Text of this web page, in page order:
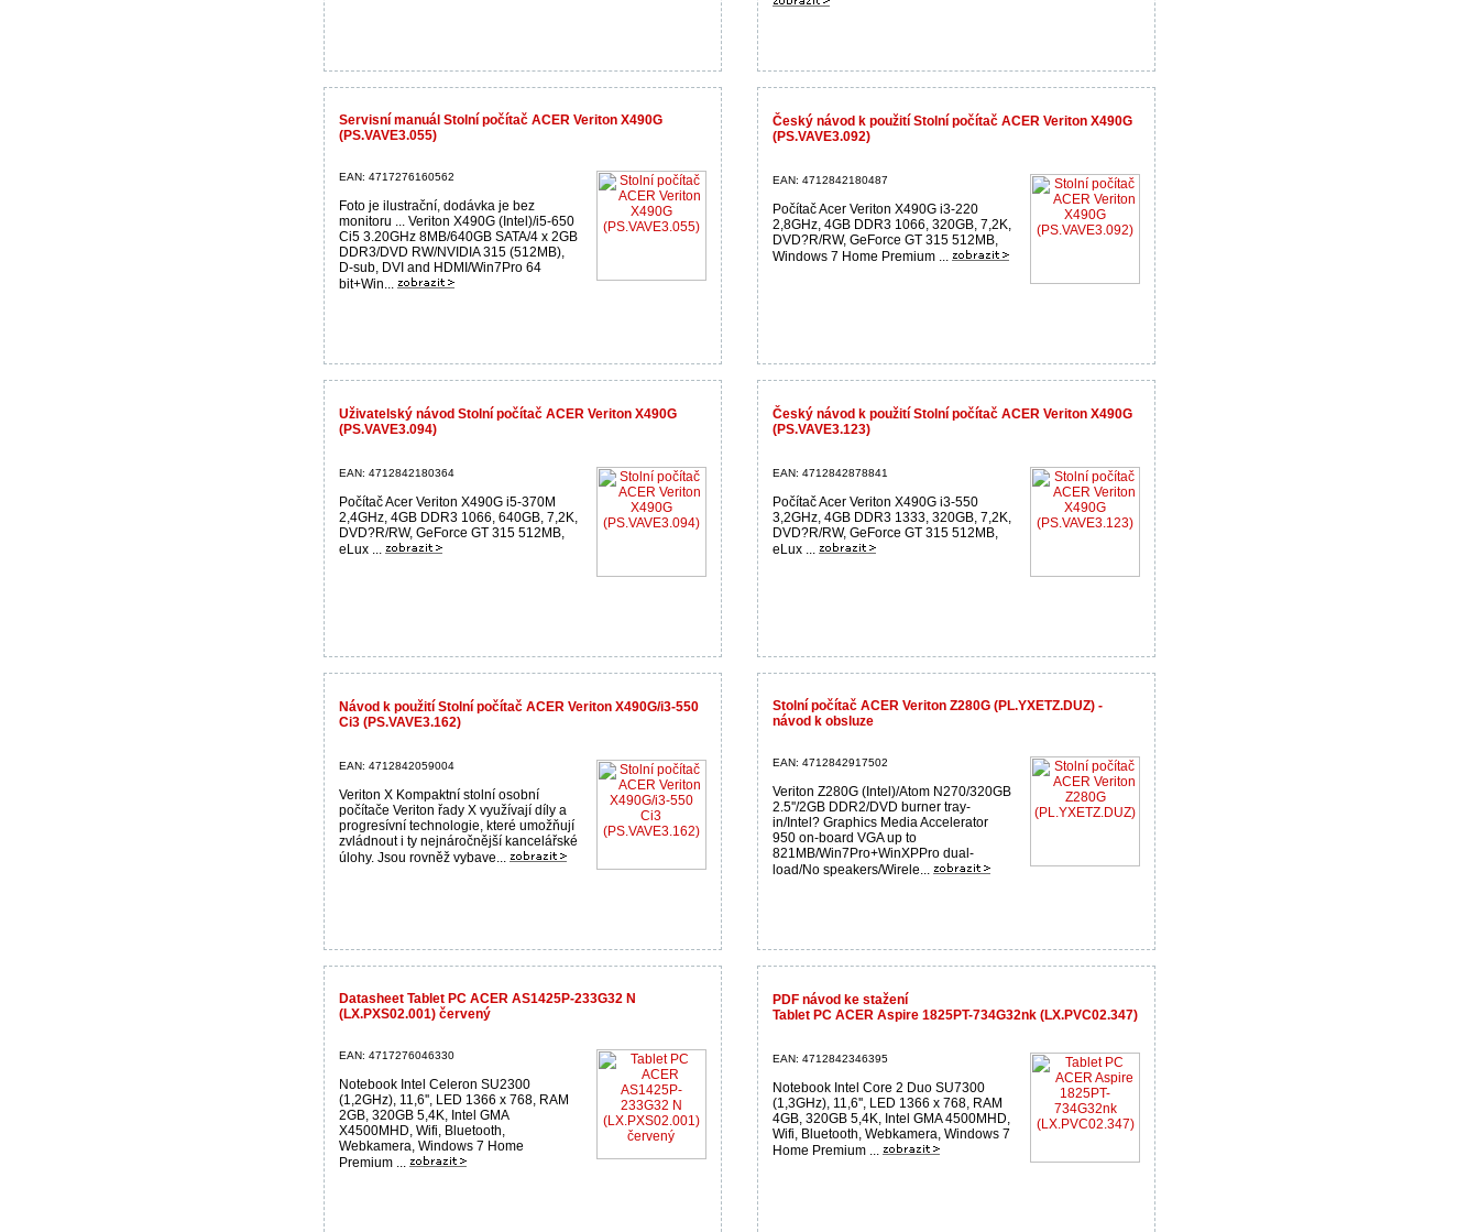
Servisní manuál Stolní počítač ACER Veriton X490G
(PS.VAVE3.055)
EAN: 4717276160562
Foto je ilustrační, dodávka je bez
monitoru ... Veriton X490G (Intel)/i5-650
Ci5 3.20GHz 8MB/640GB SATA/4 x 2GB
DDR3/DVD RW/NVIDIA 315 (512MB),
D-sub, DVI and HDMI/Win7Pro 64
bit+Win...
Český návod k použití Stolní počítač ACER Veriton X490G
(PS.VAVE3.092)
EAN: 4712842180487
Počítač Acer Veriton X490G i3-220
2,8GHz, 4GB DDR3 1066, 320GB, 7,2K,
DVD?R/RW, GeForce GT 315 512MB,
Windows 7 Home Premium ...
Uživatelský návod Stolní počítač ACER Veriton X490G
(PS.VAVE3.094)
EAN: 4712842180364
Počítač Acer Veriton X490G i5-370M
2,4GHz, 4GB DDR3 1066, 640GB, 7,2K,
DVD?R/RW, GeForce GT 315 512MB,
eLux ...
Český návod k použití Stolní počítač ACER Veriton X490G
(PS.VAVE3.123)
EAN: 4712842878841
Počítač Acer Veriton X490G i3-550
3,2GHz, 4GB DDR3 1333, 320GB, 7,2K,
DVD?R/RW, GeForce GT 315 512MB,
eLux ...
Návod k použití Stolní počítač ACER Veriton X490G/i3-550
Ci3 (PS.VAVE3.162)
EAN: 4712842059004
Veriton X Kompaktní stolní osobní
počítače Veriton řady X využívají díly a
progresívní technologie, které umožňují
zvládnout i ty nejnáročnější kancelářské
úlohy. Jsou rovněž vybave...
Stolní počítač ACER Veriton Z280G (PL.YXETZ.DUZ) -
návod k obsluze
EAN: 4712842917502
Veriton Z280G (Intel)/Atom N270/320GB
2.5''/2GB DDR2/DVD burner tray-
in/Intel? Graphics Media Accelerator
950 on-board VGA up to
821MB/Win7Pro+WinXPPro dual-
load/No speakers/Wirele...
Datasheet Tablet PC ACER AS1425P-233G32 N
(LX.PXS02.001) červený
EAN: 4717276046330
Notebook Intel Celeron SU2300
(1,2GHz), 11,6'', LED 1366 x 768, RAM
2GB, 320GB 5,4K, Intel GMA
X4500MHD, Wifi, Bluetooth,
Webkamera, Windows 7 Home
Premium ...
PDF návod ke stažení
Tablet PC ACER Aspire 1825PT-734G32nk (LX.PVC02.347)
EAN: 4712842346395
Notebook Intel Core 2 Duo SU7300
(1,3GHz), 11,6'', LED 1366 x 768, RAM
4GB, 320GB 5,4K, Intel GMA 4500MHD,
Wifi, Bluetooth, Webkamera, Windows 7
Home Premium ...